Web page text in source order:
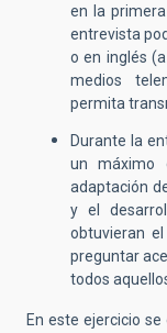
en la
entrevista
o en inglés
medios
permita
Durante la
un máximo
adaptación
y el
obtuvieran
preguntar
todos
En este ejercicio